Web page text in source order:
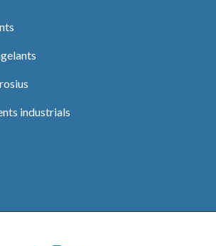
industrials